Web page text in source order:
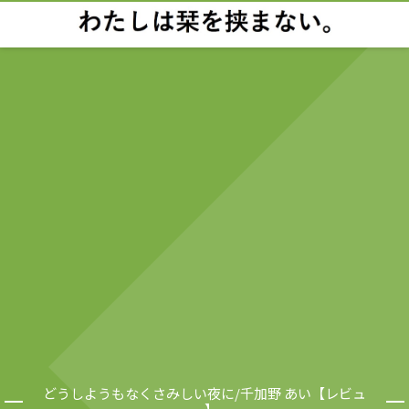
どうしようもなくさみしい夜に/千加野 あい【レビュ